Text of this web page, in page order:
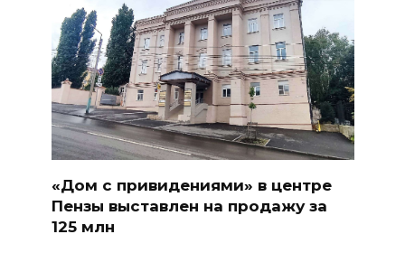
«Дом с привидениями» в центре
Пензы выставлен на продажу за
125 млн